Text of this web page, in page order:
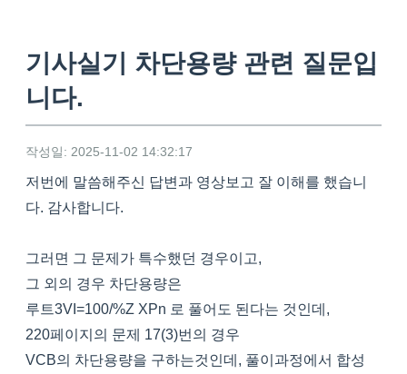
기사실기 차단용량 관련 질문입
니다.
작성일: 2025-11-02 14:32:17
저번에 말씀해주신 답변과 영상보고 잘 이해를 했습니
다. 감사합니다.
그러면 그 문제가 특수했던 경우이고,
그 외의 경우 차단용량은
루트3VI=100/%Z XPn 로 풀어도 된다는 것인데,
220페이지의 문제 17(3)번의 경우
VCB의 차단용량을 구하는것인데, 풀이과정에서 합성